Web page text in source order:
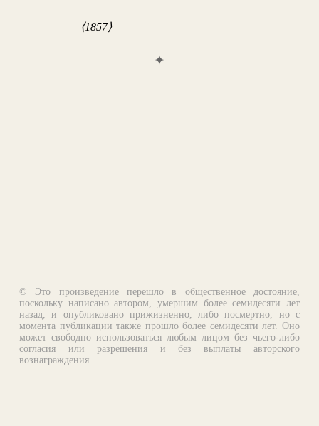
⟨1857⟩
✦
© Это произведение перешло в общественное достояние,
поскольку написано автором, умершим более семидесяти лет
назад, и опубликовано прижизненно, либо посмертно, но с
момента публикации также прошло более семидесяти лет. Оно
может свободно использоваться любым лицом без чьего-либо
согласия или разрешения и без выплаты авторского
вознаграждения.